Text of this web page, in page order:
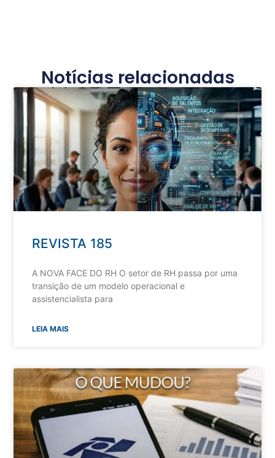
Notícias relacionadas
REVISTA 185
A NOVA FACE DO RH O setor de RH passa por uma
transição de um modelo operacional e
assistencialista para
LEIA MAIS